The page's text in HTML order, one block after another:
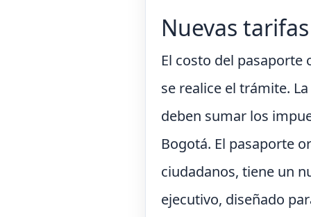
Nuevas
El costo del
se realice el trámite.
deben sumar los
Bogotá. El pasaporte
ciudadanos, tiene un
ejecutivo, diseñado